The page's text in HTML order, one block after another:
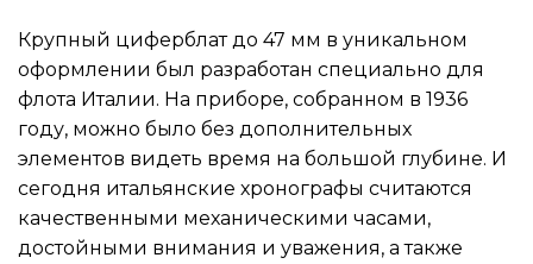
Крупный циферблат до 47 мм в уникальном
оформлении был разработан специально для
флота Италии. На приборе, собранном в 1936
году, можно было без дополнительных
элементов видеть время на большой глубине. И
сегодня итальянские хронографы считаются
качественными механическими часами,
достойными внимания и уважения, а также